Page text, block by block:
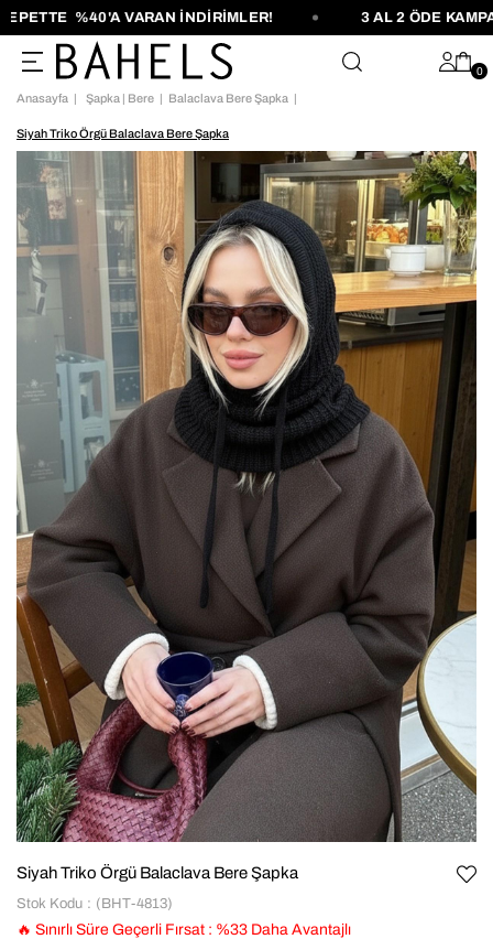
%40'A VARAN İNDİRİMLER! 3 AL 2 ÖDE
0
Anasayfa Şapka | Bere Balaclava Bere Şapka
Siyah Triko Örgü Balaclava Bere Şapka
Siyah Triko Örgü Balaclava Bere Şapka
Stok Kodu (BHT-4813)
🔥 Sınırlı Süre Geçerli Fırsat : %33 Daha Avantajlı